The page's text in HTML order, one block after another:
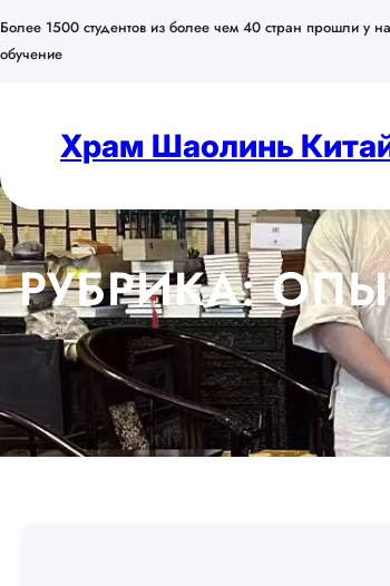
к
содержимому
Более 1500 студентов из более чем 40 стран прошли у
обучение
Храм Шаолинь
РУБРИКА: